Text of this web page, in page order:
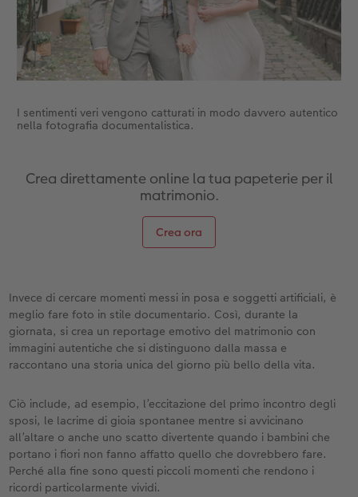
I sentimenti veri vengono catturati in modo davvero autentico
nella fotografia documentalistica.
Crea direttamente online la tua papeterie per il
matrimonio.
Crea ora
Invece di cercare momenti messi in posa e soggetti artificiali, è
meglio fare foto in stile documentario. Così, durante la
giornata, si crea un reportage emotivo del matrimonio con
immagini autentiche che si distinguono dalla massa e
raccontano una storia unica del giorno più bello della vita.
Ciò include, ad esempio, l’eccitazione del primo incontro degli
sposi, le lacrime di gioia spontanee mentre si avvicinano
all’altare o anche uno scatto divertente quando i bambini che
portano i fiori non fanno affatto quello che dovrebbero fare.
Perché alla fine sono questi piccoli momenti che rendono i
ricordi particolarmente vividi.